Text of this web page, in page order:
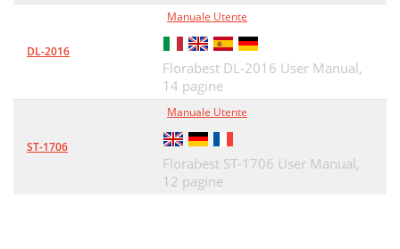
DL-2016
Manuale Utente
Florabest DL-2016 User Manual,
14 pagine
ST-1706
Manuale Utente
Florabest ST-1706 User Manual,
12 pagine